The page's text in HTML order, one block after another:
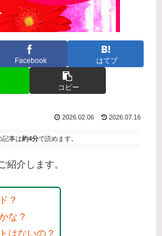
Facebook はてブ
コピー
2026.02.06 2026.07.16
記事は約4分で読めます。
紹介します。
？
な？
はないの？